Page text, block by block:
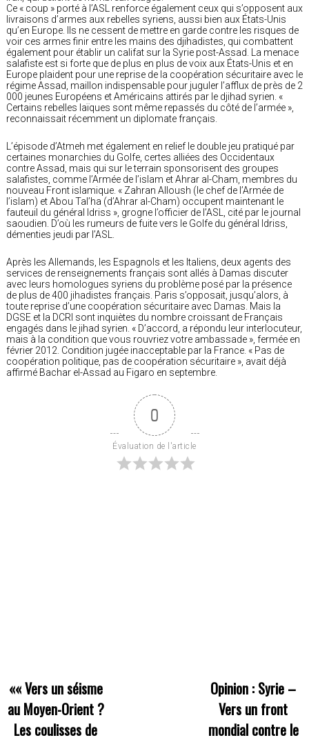
Ce « coup » porté à l’ASL renforce également ceux qui s’opposent aux
livraisons d’armes aux rebelles syriens, aussi bien aux États-Unis
qu’en Europe. Ils ne cessent de mettre en garde contre les risques de
voir ces armes finir entre les mains des djihadistes, qui combattent
également pour établir un califat sur la Syrie post-Assad. La menace
salafiste est si forte que de plus en plus de voix aux États-Unis et en
Europe plaident pour une reprise de la coopération sécuritaire avec le
régime Assad, maillon indispensable pour juguler l’afflux de près de 2
000 jeunes Européens et Américains attirés par le djihad syrien. «
Certains rebelles laïques sont même repassés du côté de l’armée »,
reconnaissait récemment un diplomate français.
L’épisode d’Atmeh met également en relief le double jeu pratiqué par
certaines monarchies du Golfe, certes alliées des Occidentaux
contre Assad, mais qui sur le terrain sponsorisent des groupes
salafistes, comme l’Armée de l’islam et Ahrar al-Cham, membres du
nouveau Front islamique. « Zahran Alloush (le chef de l’Armée de
l’islam) et Abou Tal’ha (d’Ahrar al-Cham) occupent maintenant le
fauteuil du général Idriss », grogne l’officier de l’ASL, cité par le journal
saoudien. D’où les rumeurs de fuite vers le Golfe du général Idriss,
démenties jeudi par l’ASL.
Après les Allemands, les Espagnols et les Italiens, deux agents des
services de renseignements français sont allés à Damas discuter
avec leurs homologues syriens du problème posé par la présence
de plus de 400 jihadistes français. Paris s’opposait, jusqu’alors, à
toute reprise d’une coopération sécuritaire avec Damas. Mais la
DGSE et la DCRI sont inquiètes du nombre croissant de Français
engagés dans le jihad syrien. « D’accord, a répondu leur interlocuteur,
mais à la condition que vous rouvriez votre ambassade », fermée en
février 2012. Condition jugée inacceptable par la France. « Pas de
coopération politique, pas de coopération sécuritaire », avait déjà
affirmé Bachar el-Assad au Figaro en septembre.
0
Évaluation de l'article
««Vers un séisme
au Moyen-Orient ?
Les coulisses de
Opinion : Syrie –
Vers un front
mondial contre le